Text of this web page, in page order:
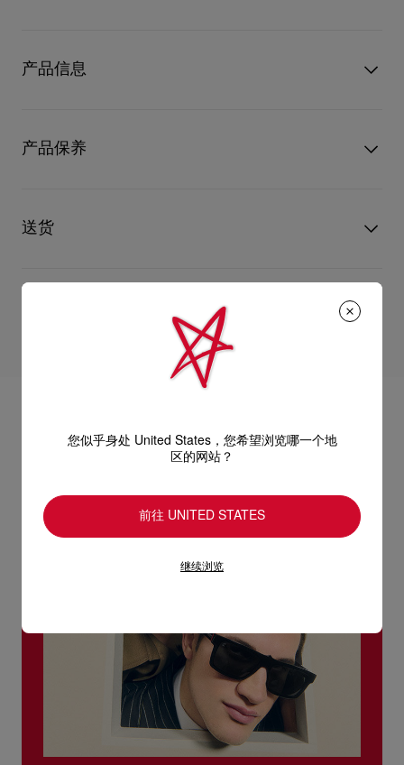
Christian Louboutin 标志性的 Dolly Pump。
优雅姿态。
性与耐用性。
意大利制造。
产品信息
颜色
金色
物料
金属
产品保养
革产品需要深层清洁还是保养护理，我们也能为尽应所需，确保
您心仪的设计耐用经年。 请小心护理闪亮皮革产品，以免品质受
送货
UPS特快专递：费用为15英镑，1至3个工作天内送货（限下午4
包裹于星期一至五派送，必须签收。
估计送货时间由发货日期起计算。
送货日期起计30天内可以免费退换。
换货视乎产品库存而定，请联系客户服务专员。
浏览退货政策。您似乎身处 United States，您希望浏览哪一个地
区的网站？
前往 UNITED STATES
继续浏览